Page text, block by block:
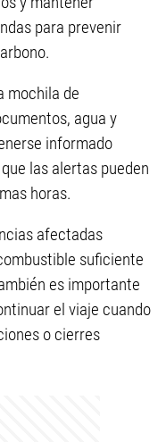
para prevenir
mochila de
agua y
informado
las alertas pueden
horas.
afectadas
suficiente
es importante
el viaje cuando
o cierres